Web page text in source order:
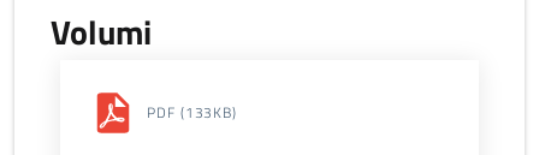
Volumi
PDF (133KB)